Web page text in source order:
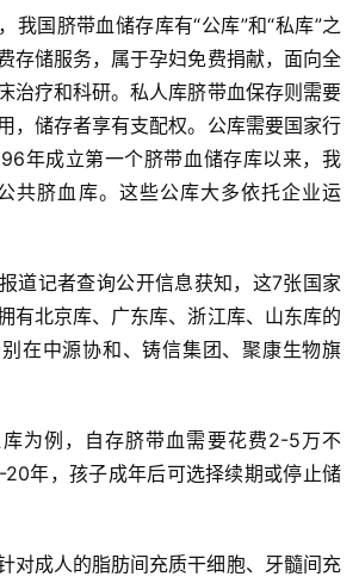
我国脐带血储存库有“公库”和“私库”之
存储服务，属于孕妇免费捐献，面向全
治疗和科研。私人库脐带血保存则需要
，储存者享有支配权。公库需要国家行
年成立第一个脐带血储存库以来，我
共脐血库。这些公库大多依托企业运
道记者查询公开信息获知，这7张国家
有北京库、广东库、浙江库、山东库的
在中源协和、铸信集团、聚康生物旗
为例，自存脐带血需要花费2-5万不
年，孩子成年后可选择续期或停止储
对成人的脂肪间充质干细胞、牙髓间充